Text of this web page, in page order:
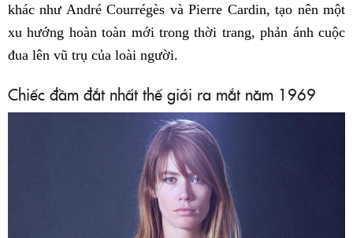
khác như André Courrégès và Pierre Cardin, tạo nên một
xu hướng hoàn toàn mới trong thời trang, phản ánh cuộc
đua lên vũ trụ của loài người.
Chiếc đầm đắt nhất thế giới ra mắt năm 1969